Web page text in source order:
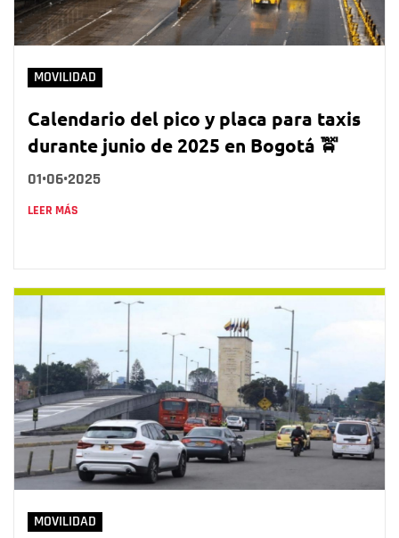
MOVILIDAD
Calendario del pico y placa para taxis
durante junio de 2025 en Bogotá 🚖
01•06•2025
LEER MÁS
MOVILIDAD